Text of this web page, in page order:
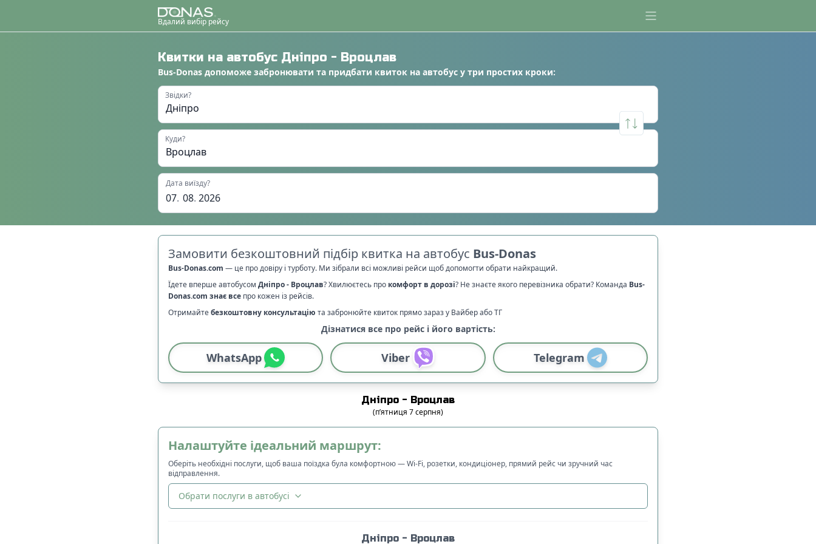
Вдалий вибір рейсу
Квитки на автобус Дніпро - Вроцлав
Bus-Donas допоможе забронювати та придбати квиток на автобус у три простих кроки:
Звідки?
Куди?
Дата виїзду?
07. 08. 2026
Замовити безкоштовний підбір квитка на автобус Bus-Donas
Bus-Donas.com — це про довіру і турботу. Ми зібрали всі можливі рейси щоб допомогти обрати найкращий.
Їдете вперше автобусом Дніпро- Вроцлав? Хвилюєтесь про комфорт в дорозі? Не знаєте якого перевізника обрати? Команда Bus-
Donas.com знає все про кожен із рейсів.
Отримайтебезкоштовну консультацію та забронюйте квиток прямо зараз у Вайбер або ТГ
Дізнатися все про рейс і його вартість:
WhatsApp Viber Telegram
Дніпро - Вроцлав
(п’ятниця 7серпня)
Налаштуйте ідеальний маршрут:
Оберіть необхідні послуги, щоб ваша поїздка була комфортною — Wi-Fi, розетки, кондиціонер, прямий рейс чи зручний час
відправлення.
Обрати послуги в автобусі
Дніпро - Вроцлав